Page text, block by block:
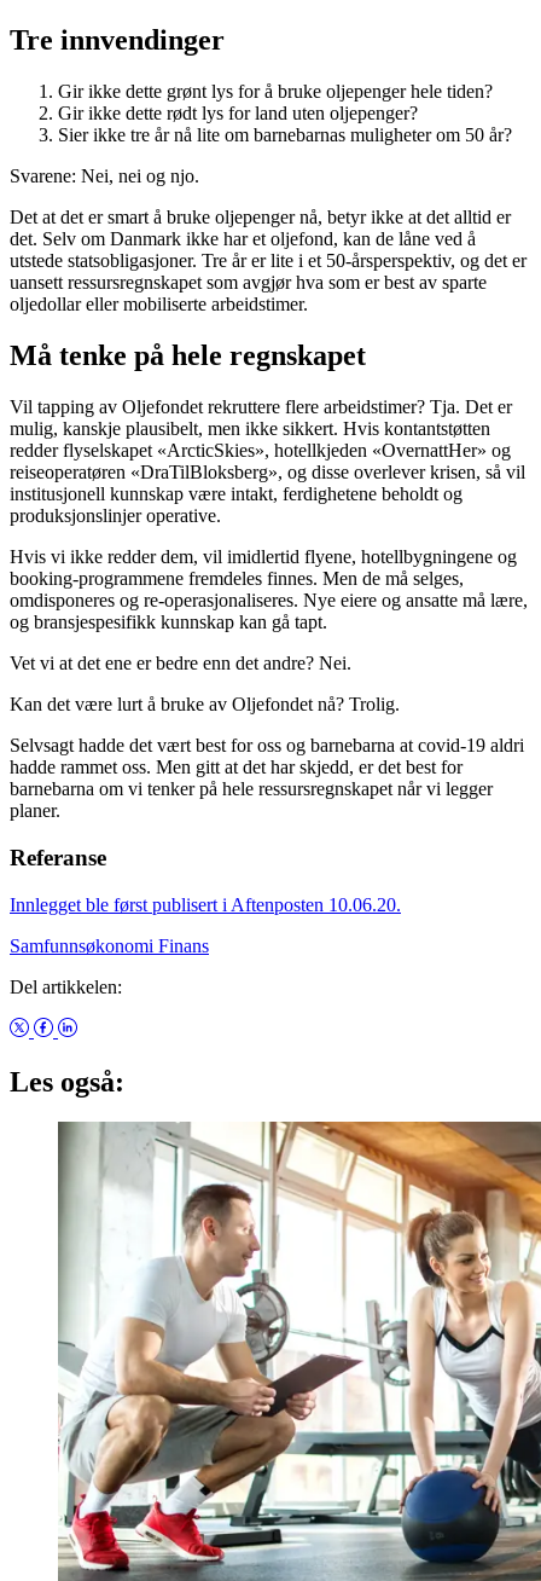
Tre innvendinger
Gir ikke dette grønt lys for å bruke oljepenger hele tiden?
Gir ikke dette rødt lys for land uten oljepenger?
Sier ikke tre år nå lite om barnebarnas muligheter om 50 år?
Svarene: Nei, nei og njo.
Det at det er smart å bruke oljepenger nå, betyr ikke at det alltid er
det. Selv om Danmark ikke har et oljefond, kan de låne ved å
utstede statsobligasjoner. Tre år er lite i et 50-årsperspektiv, og det er
uansett ressursregnskapet som avgjør hva som er best av sparte
oljedollar eller mobiliserte arbeidstimer.
Må tenke på hele regnskapet
Vil tapping av Oljefondet rekruttere flere arbeidstimer? Tja. Det er
mulig, kanskje plausibelt, men ikke sikkert. Hvis kontantstøtten
redder flyselskapet «ArcticSkies», hotellkjeden «OvernattHer» og
reiseoperatøren «DraTilBloksberg», og disse overlever krisen, så vil
institusjonell kunnskap være intakt, ferdighetene beholdt og
produksjonslinjer operative.
Hvis vi ikke redder dem, vil imidlertid flyene, hotellbygningene og
booking-programmene fremdeles finnes. Men de må selges,
omdisponeres og re-operasjonaliseres. Nye eiere og ansatte må lære,
og bransjespesifikk kunnskap kan gå tapt.
Vet vi at det ene er bedre enn det andre? Nei.
Kan det være lurt å bruke av Oljefondet nå? Trolig.
Selvsagt hadde det vært best for oss og barnebarna at covid-19 aldri
hadde rammet oss. Men gitt at det har skjedd, er det best for
barnebarna om vi tenker på hele ressursregnskapet når vi legger
planer.
Referanse
Innlegget ble først publisert i Aftenposten 10.06.20.
Samfunnsøkonomi Finans
Del artikkelen:
Les også: